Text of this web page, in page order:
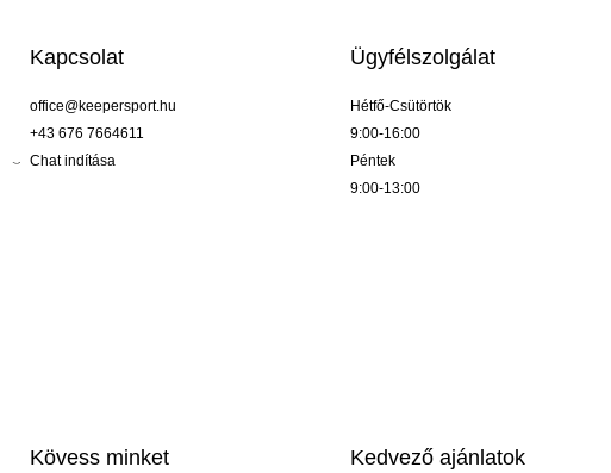
Kapcsolat
office@keepersport.hu
+43 676 7664611
Chat indítása
Ügyfélszolgálat
Hétfő-Csütörtök
9:00-16:00
Péntek
9:00-13:00
Kövess minket Kedvező ajánlatok